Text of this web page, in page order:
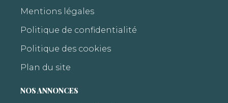
Mentions légales
Politique de confidentialité
Politique des cookies
Plan du site
NOS ANNONCES